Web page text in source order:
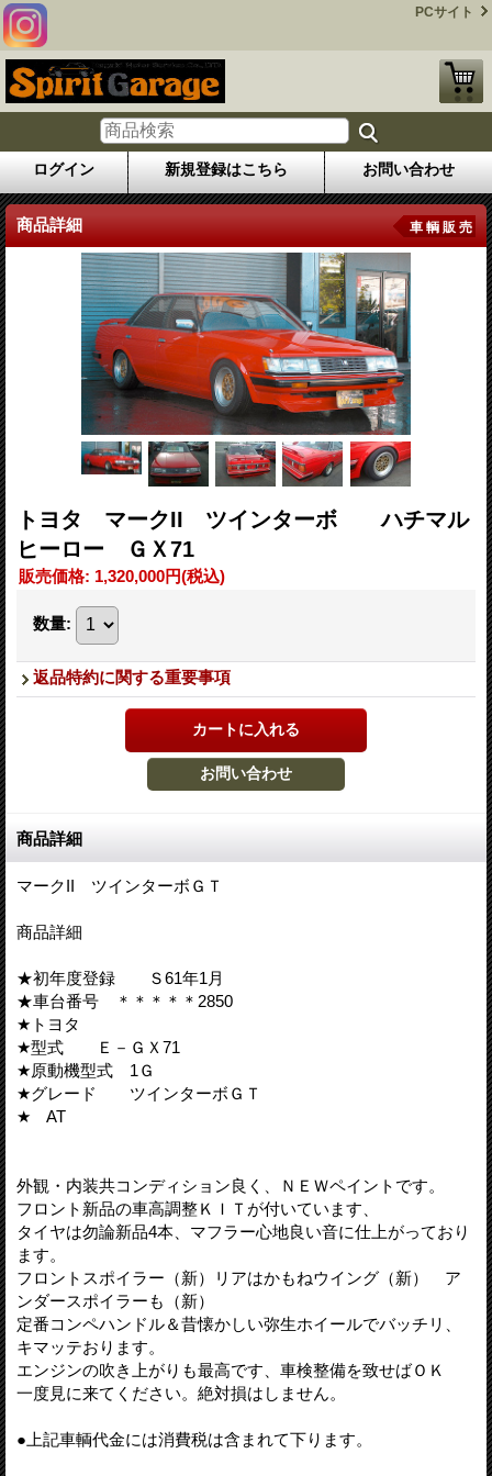
PCサイト
ログイン 新規登録はこちら お問い合わせ
商品詳細 車 輌 販 売
トヨタ マークII ツインターボ ハチマル
ヒーロー ＧＸ71
販売価格: 1,320,000円(税込)
数量:
返品特約に関する重要事項
商品詳細
マークII ツインターボＧＴ
商品詳細
★初年度登録 Ｓ61年1月
★車台番号 ＊＊＊＊＊2850
★トヨタ
★型式 Ｅ－ＧＸ71
★原動機型式 1Ｇ
★グレード ツインターボＧＴ
★ AT
外観・内装共コンディション良く、ＮＥＷペイントです。
フロント新品の車高調整ＫＩＴが付いています、
タイヤは勿論新品4本、マフラー心地良い音に仕上がっており
ます。
フロントスポイラー（新）リアはかもねウイング（新） ア
ンダースポイラーも（新）
定番コンペハンドル＆昔懐かしい弥生ホイールでバッチリ、
キマッテおります。
エンジンの吹き上がりも最高です、車検整備を致せばＯＫ
一度見に来てください。絶対損はしません。
●上記車輌代金には消費税は含まれて下ります。